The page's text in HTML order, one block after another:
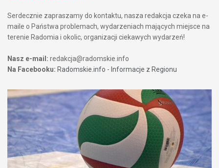
Serdecznie zapraszamy do kontaktu, nasza redakcja czeka na e-
maile o Państwa problemach, wydarzeniach mających miejsce na
terenie Radomia i okolic, organizacji ciekawych wydarzeń!
Nasz e-mail: redakcja@radomskie.info
Na Facebooku: Radomskie.info - Informacje z Regionu